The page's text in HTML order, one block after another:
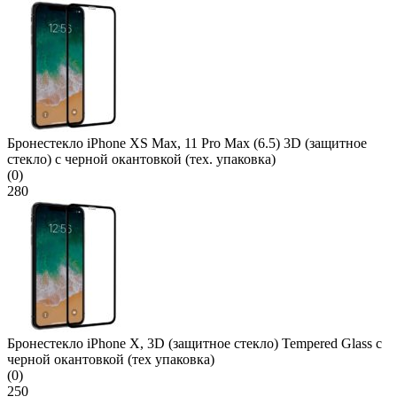
Бронестекло iPhone XS Max, 11 Pro Max (6.5) 3D (защитное
стекло) с черной окантовкой (тех. упаковка)
(0)
280
Бронестекло iPhone X, 3D (защитное стекло) Tempered Glass с
черной окантовкой (тех упаковка)
(0)
250